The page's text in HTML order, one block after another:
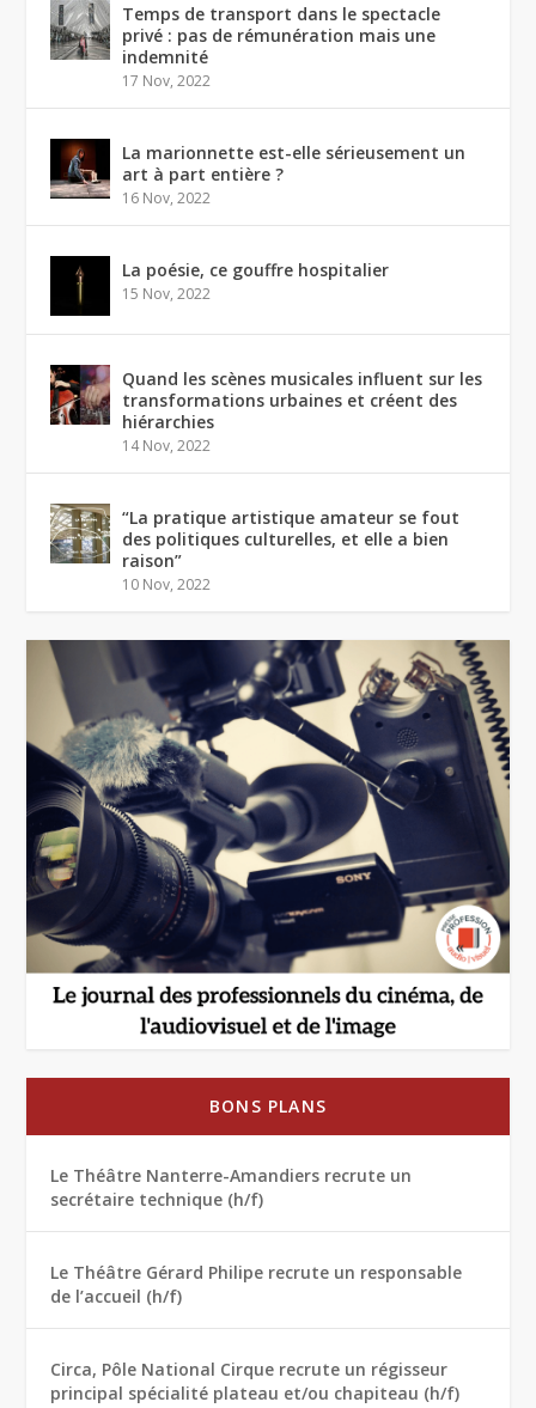
Temps de transport dans le spectacle
privé : pas de rémunération mais une
indemnité
17 Nov, 2022
La marionnette est-elle sérieusement un
art à part entière ?
16 Nov, 2022
La poésie, ce gouffre hospitalier
15 Nov, 2022
Quand les scènes musicales influent sur les
transformations urbaines et créent des
hiérarchies
14 Nov, 2022
“La pratique artistique amateur se fout
des politiques culturelles, et elle a bien
raison”
10 Nov, 2022
BONS PLANS
Le Théâtre Nanterre-Amandiers recrute un
secrétaire technique (h/f)
Le Théâtre Gérard Philipe recrute un responsable
de l’accueil (h/f)
Circa, Pôle National Cirque recrute un régisseur
principal spécialité plateau et/ou chapiteau (h/f)